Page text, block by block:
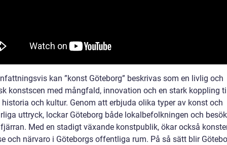
kan ”konst Göteborg” beskrivas som en livlig och
konstscen med mångfald, innovation och en stark koppling
och kultur. Genom att erbjuda olika typer av konst och
uttryck, lockar Göteborg både lokalbefolkningen och
Med en stadigt växande konstpublik, ökar också
och närvaro i Göteborgs offentliga rum. På så sätt blir